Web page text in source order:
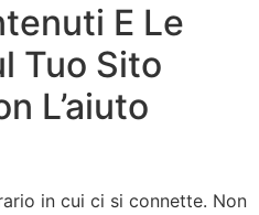
E Le
Tuo Sito
L’aiuto
in cui ci si connette. Non